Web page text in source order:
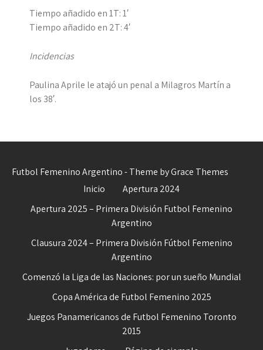
Tiempo añadido en 1T: 1′
Tiempo añadido en 2T: 4′
Incidencias
Paulina Aprile le atajó un penal a Milagros Martín a
los 38′.
Futbol Femenino Argentino - Theme by Grace Themes
Inicio
Apertura 2024
Apertura 2025 – Primera División Futbol Femenino
Argentino
Clausura 2024 – Primera División Fútbol Femenino
Argentino
Comenzó la Liga de las Naciones: por un sueño Mundial
Copa América de Futbol Femenino 2025
Juegos Panamericanos de Futbol Femenino Toronto
2015